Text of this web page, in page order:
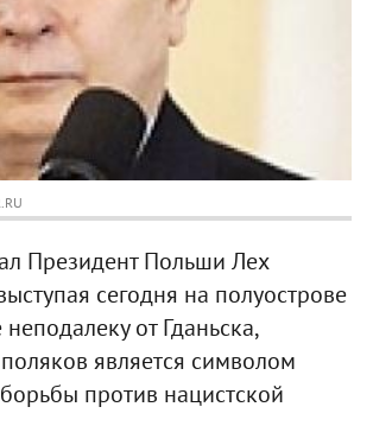
Президент Польши Лех
сегодня на полуострове
от Гданьска,
является символом
против нацистской